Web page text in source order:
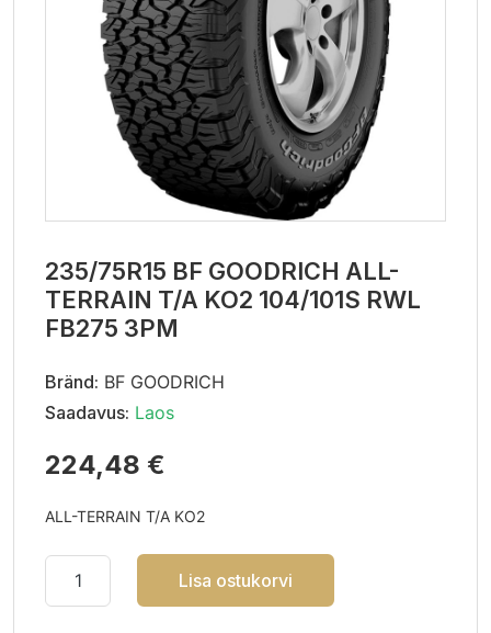
235/75R15 BF GOODRICH ALL-
TERRAIN T/A KO2 104/101S RWL
FB275 3PM
Bränd: BF GOODRICH
Saadavus: Laos
224,48 €
ALL-TERRAIN T/A KO2
Lisa ostukorvi